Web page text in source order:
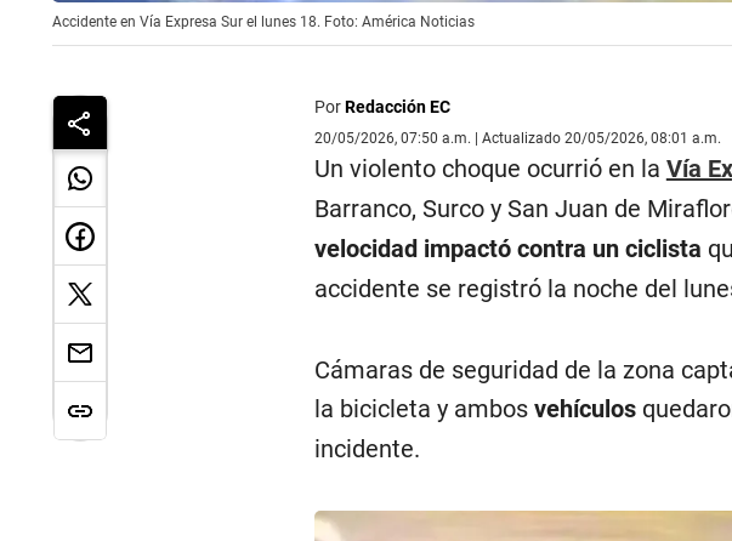
Accidente en Vía Expresa Sur el lunes 18. Foto: América Noticias
PorRedacción EC
20/05/2026, 07:50 a.m. | Actualizado 20/05/2026, 08:01 a.m.
Un violento choque ocurrió en la Vía
Barranco, Surco y San Juan de
velocidad impactó contra un ciclista
accidente se registró la noche del
Cámaras de seguridad de la zona
la bicicleta y ambos vehículos
incidente.